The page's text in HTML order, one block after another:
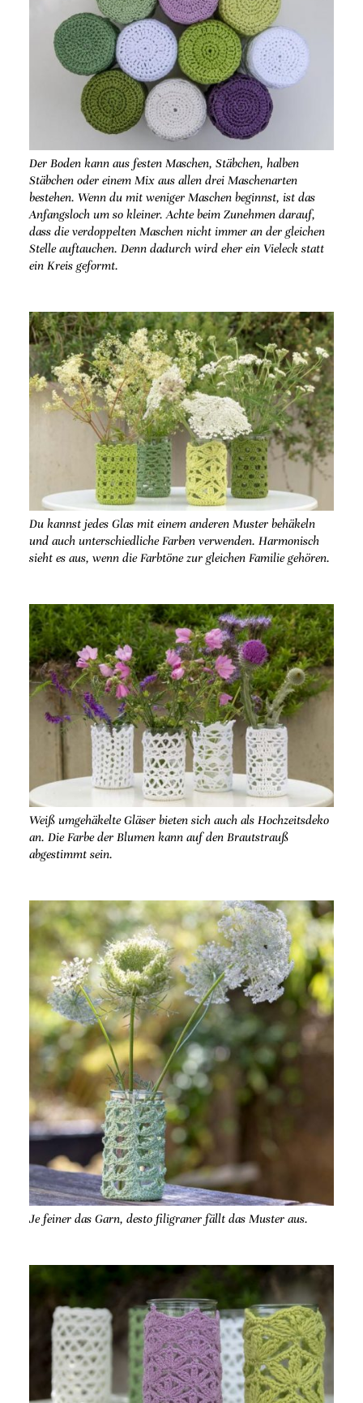
Der Boden kann aus festen Maschen, Stäbchen, halben
Stäbchen oder einem Mix aus allen drei Maschenarten
bestehen. Wenn du mit weniger Maschen beginnst, ist das
Anfangsloch um so kleiner. Achte beim Zunehmen darauf,
dass die verdoppelten Maschen nicht immer an der gleichen
Stelle auftauchen. Denn dadurch wird eher ein Vieleck statt
ein Kreis geformt.
Du kannst jedes Glas mit einem anderen Muster behäkeln
und auch unterschiedliche Farben verwenden. Harmonisch
sieht es aus, wenn die Farbtöne zur gleichen Familie gehören.
Weiß umgehäkelte Gläser bieten sich auch als Hochzeitsdeko
an. Die Farbe der Blumen kann auf den Brautstrauß
abgestimmt sein.
Je feiner das Garn, desto filigraner fällt das Muster aus.